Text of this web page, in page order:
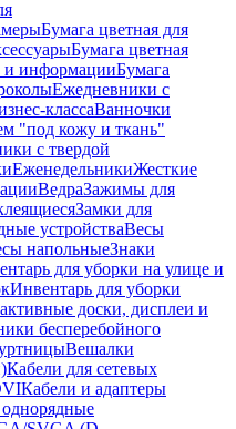
Бумага цветная для
Бумага цветная
и информацииБумага
Ежедневники с
классаВанночки
"под кожу и ткань"
с твердой
ЕженедельникиЖесткие
ВедраЗажимы для
Замки для
устройстваВесы
напольныеЗнаки
для уборки на улице и
Инвентарь для уборки
доски, дисплеи и
бесперебойного
Вешалки
Кабели для сетевых
Кабели и адаптеры